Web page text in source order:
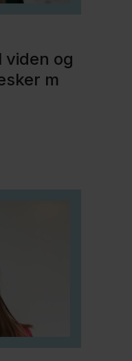
og
m